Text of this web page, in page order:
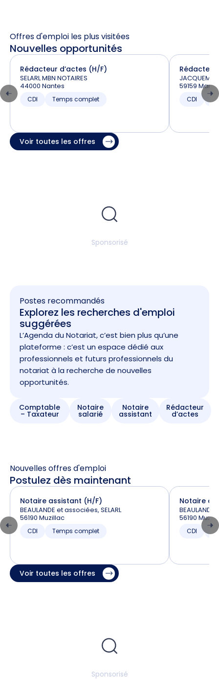
Offres d'emploi les plus visitées
Nouvelles opportunités
Rédacteur d’actes (H/F)
SELARL MBN NOTAIRES
44000 Nantes
CDI Temps complet
Rédacteur
59159
CDI
Voir toutes les offres
Sponsorisé
Postes recommandés
Explorez les recherches d'emploi
suggérées
L’Agenda du Notariat, c’est bien plus qu’une
plateforme : c’est un espace dédié aux
professionnels et futurs professionnels du
notariat à la recherche de nouvelles
opportunités.
Comptable
– Taxateur
Notaire
salarié
Notaire
assistant
Rédacteur
d’actes
Nouvelles offres d'emploi
Postulez dès maintenant
Notaire assistant (H/F)
BEAULANDE et associées, SELARL
56190 Muzillac
CDI Temps complet
Notaire
56190
CDI
Voir toutes les offres
Sponsorisé